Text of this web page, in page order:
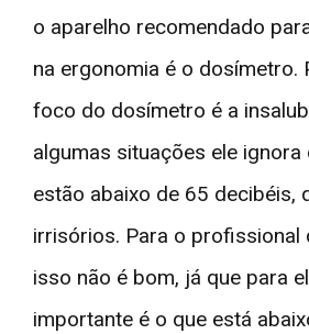
o aparelho recomendado
na ergonomia é o dosímetro.
foco do dosímetro é a
algumas situações ele
estão abaixo de 65 decibéis,
irrisórios. Para o profissional
isso não é bom, já que para
importante é o que está